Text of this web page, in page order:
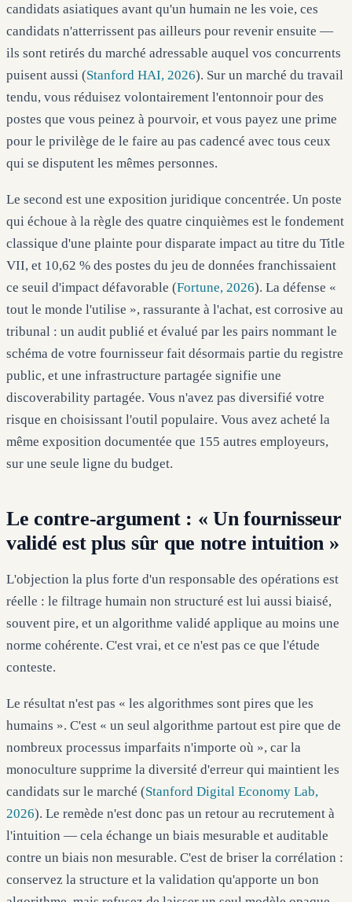
candidats asiatiques avant qu'un humain ne les voie, ces
candidats n'atterrissent pas ailleurs pour revenir ensuite —
ils sont retirés du marché adressable auquel vos concurrents
puisent aussi (Stanford HAI, 2026). Sur un marché du travail
tendu, vous réduisez volontairement l'entonnoir pour des
postes que vous peinez à pourvoir, et vous payez une prime
pour le privilège de le faire au pas cadencé avec tous ceux
qui se disputent les mêmes personnes.
Le second est une exposition juridique concentrée. Un poste
qui échoue à la règle des quatre cinquièmes est le fondement
classique d'une plainte pour disparate impact au titre du Title
VII, et 10,62 % des postes du jeu de données franchissaient
ce seuil d'impact défavorable (Fortune, 2026). La défense «
tout le monde l'utilise », rassurante à l'achat, est corrosive au
tribunal : un audit publié et évalué par les pairs nommant le
schéma de votre fournisseur fait désormais partie du registre
public, et une infrastructure partagée signifie une
discoverability partagée. Vous n'avez pas diversifié votre
risque en choisissant l'outil populaire. Vous avez acheté la
même exposition documentée que 155 autres employeurs,
sur une seule ligne du budget.
Le contre-argument : « Un fournisseur
validé est plus sûr que notre intuition »
L'objection la plus forte d'un responsable des opérations est
réelle : le filtrage humain non structuré est lui aussi biaisé,
souvent pire, et un algorithme validé applique au moins une
norme cohérente. C'est vrai, et ce n'est pas ce que l'étude
conteste.
Le résultat n'est pas « les algorithmes sont pires que les
humains ». C'est « un seul algorithme partout est pire que de
nombreux processus imparfaits n'importe où », car la
monoculture supprime la diversité d'erreur qui maintient les
candidats sur le marché (Stanford Digital Economy Lab,
2026). Le remède n'est donc pas un retour au recrutement à
l'intuition — cela échange un biais mesurable et auditable
contre un biais non mesurable. C'est de briser la corrélation :
conservez la structure et la validation qu'apporte un bon